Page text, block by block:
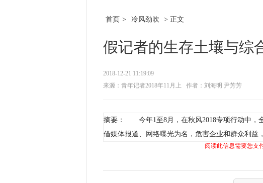
首页 > 冷风劲吹 > 正文
假记者的生存土壤与综
2018-12-21 11:19:09
来源：青年记者2018年11月上
作者：刘海明 尹芳芳
摘要： 今年1至8月，在秋风2018专项行动中，
借媒体报道、网络曝光为名，危害企业和群众利益，
阅读此信息需要您支